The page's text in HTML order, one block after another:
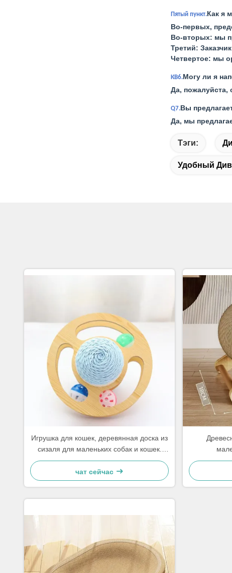
Пятый пункт.Как я
Во-первых,
Во-вторых: мы
Третий:
Четвертое: мы
КВ6.Могу ли я
Да, пожалуйста,
Q7.Вы
Да, мы
Тэги:
Удобный
Игрушка для кошек, деревянная доска из
сизаля для маленьких собак и кошек.
Просто и практично.
чат сейчас